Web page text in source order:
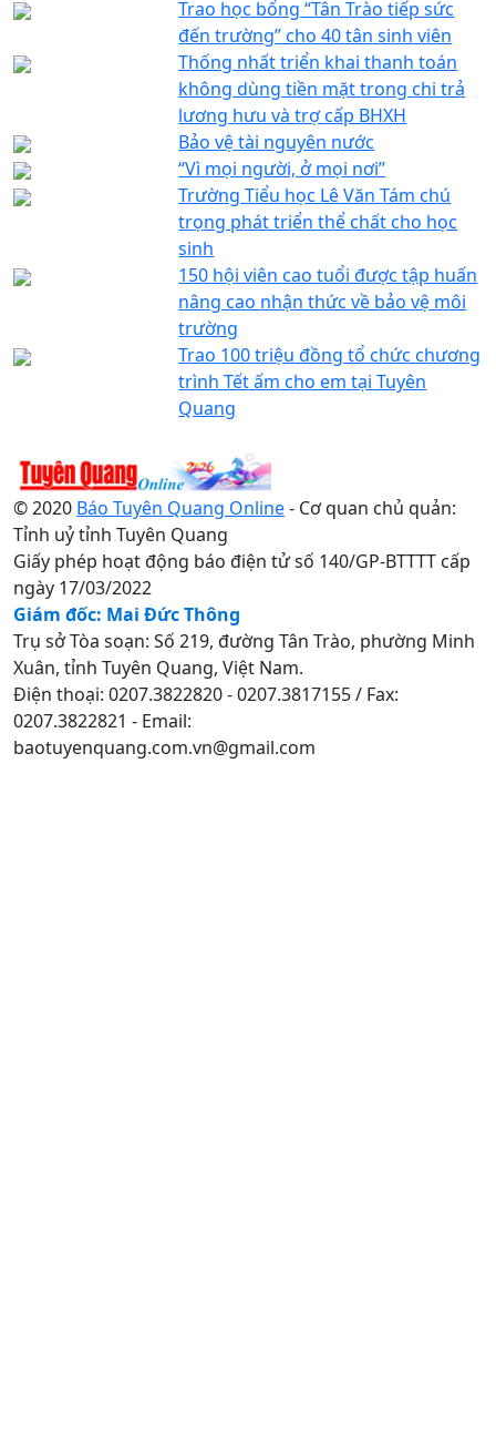
Trao học bổng “Tân Trào tiếp sức
đến trường” cho 40 tân sinh viên
Thống nhất triển khai thanh toán
không dùng tiền mặt trong chi trả
lương hưu và trợ cấp BHXH
Bảo vệ tài nguyên nước
“Vì mọi người, ở mọi nơi”
Trường Tiểu học Lê Văn Tám chú
trọng phát triển thể chất cho học
sinh
150 hội viên cao tuổi được tập huấn
nâng cao nhận thức về bảo vệ môi
trường
Trao 100 triệu đồng tổ chức chương
trình Tết ấm cho em tại Tuyên
Quang
© 2020 Báo Tuyên Quang Online- Cơ quan chủ quản:
Tỉnh uỷ tỉnh Tuyên Quang
Giấy phép hoạt động báo điện tử số 140/GP-BTTTT cấp
ngày 17/03/2022
Giám đốc: Mai Đức Thông
Trụ sở Tòa soạn: Số 219, đường Tân Trào, phường Minh
Xuân, tỉnh Tuyên Quang, Việt Nam.
Điện thoại: 0207.3822820 - 0207.3817155 / Fax:
0207.3822821 - Email:
baotuyenquang.com.vn@gmail.com